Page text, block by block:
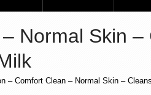
Normal Skin –
– Comfort Clean – Normal Skin –